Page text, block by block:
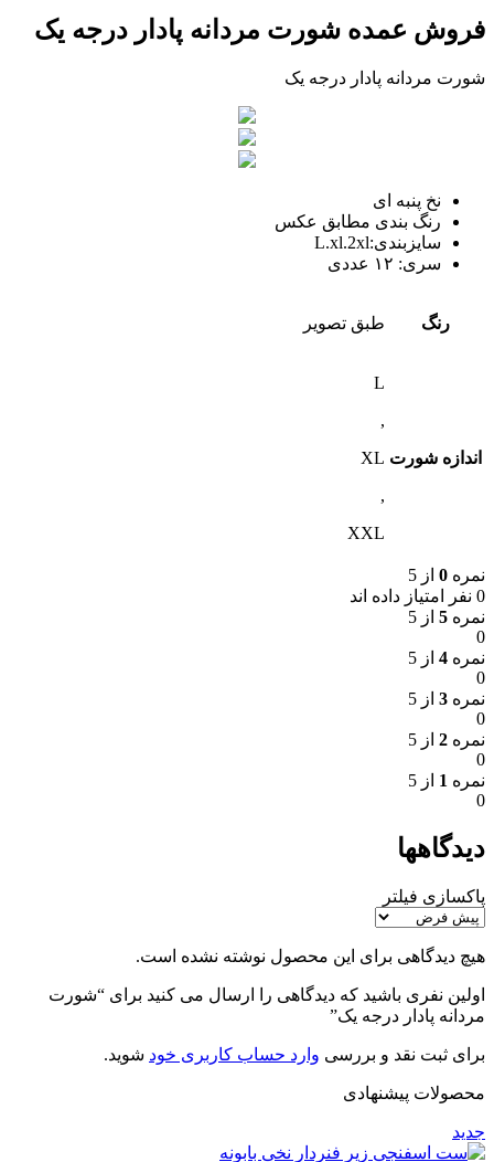
فروش عمده شورت مردانه پادار درجه یک
شورت مردانه پادار درجه یک
نخ پنبه ای
رنگ بندی مطابق عکس
سایزبندی:L.xl.2xl
سری: ١٢ عددی
رنگ طبق تصویر
اندازه شورت
L
,
XL
,
XXL
نمره 0 از 5
0 نفر امتیاز داده اند
نمره 5 از 5
0
نمره 4 از 5
0
نمره 3 از 5
0
نمره 2 از 5
0
نمره 1 از 5
0
دیدگاهها
پاکسازی فیلتر
هیچ دیدگاهی برای این محصول نوشته نشده است.
اولین نفری باشید که دیدگاهی را ارسال می کنید برای “شورت
مردانه پادار درجه یک”
برای ثبت نقد و بررسی وارد حساب کاربری خود شوید.
محصولات پیشنهادی
جدید